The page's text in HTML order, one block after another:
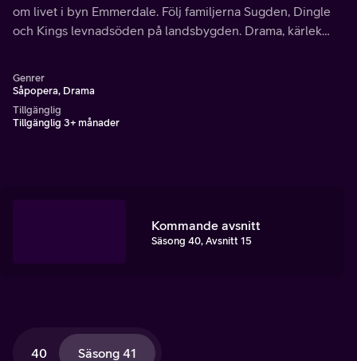
om livet i byn Emmerdale. Följ familjerna Sugden, Dingle
och Kings levnadsöden på landsbygden. Drama, kärlek
Genrer
Såpopera, Drama
Tillgänglig
Tillgänglig 3+ månader
Kommande avsnitt
Säsong 40, Avsnitt 15
40 Säsong 41